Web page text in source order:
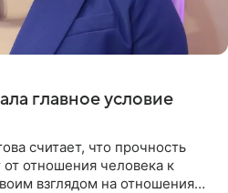
главное условие
считает, что прочность
отношения человека к
взглядом на отношения